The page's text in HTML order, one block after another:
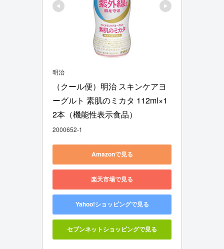
明治
（クール便）明治 スキンケアヨ
ーグルト 素肌のミカタ 112ml×1
2本（機能性表示食品）
2000652-1
Amazonで見る
楽天市場で見る
Yahoo!ショッピングで見る
セブンネットショッピングで見る